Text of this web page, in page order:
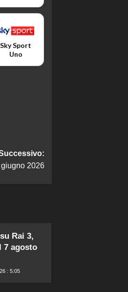
Sky Sport
Uno
2026
Rai 3,
7 agosto
: 5:05